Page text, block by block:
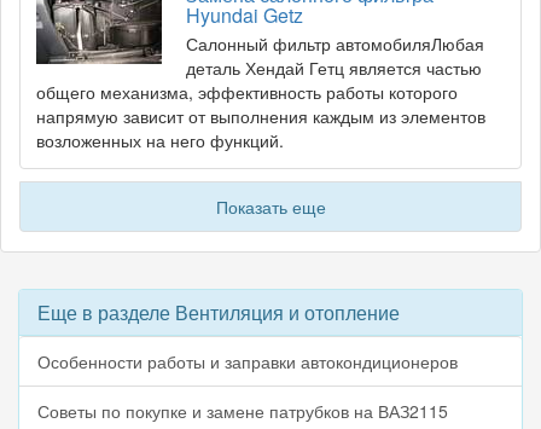
Hyundai Getz
Салонный фильтр автомобиляЛюбая
деталь Хендай Гетц является частью
общего механизма, эффективность работы которого
напрямую зависит от выполнения каждым из элементов
возложенных на него функций.
Показать еще
Еще в разделе Вентиляция и отопление
Особенности работы и заправки автокондиционеров
Советы по покупке и замене патрубков на ВАЗ2115